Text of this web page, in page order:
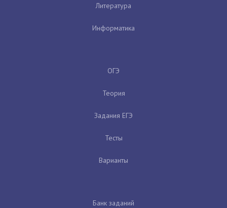
Литература
Информатика
ОГЭ
Теория
Задания ЕГЭ
Тесты
Варианты
Банк заданий